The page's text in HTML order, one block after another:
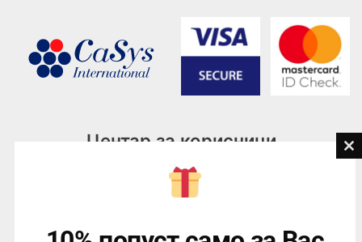
Центар за корисници
076945497; 076945498
contact@loveguru.mk